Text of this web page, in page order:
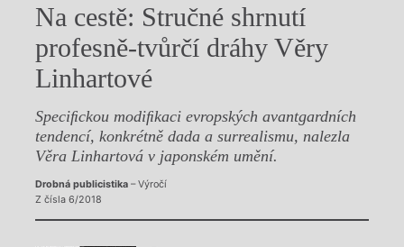
Na cestě: Stručné shrnutí
profesně-tvůrčí dráhy Věry
Linhartové
Speciﬁckou modiﬁkaci evropských avantgardních
tendencí, konkrétně dada a surrealismu, nalezla
Věra Linhartová v japonském umění.
Drobná publicistika– Výročí
Z čísla 6/2018